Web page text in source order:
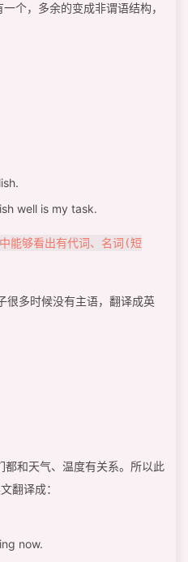
个，多余的变成非谓语结构，
well is my task.
能够看出有代词、名词(短
很多时候没有主语，翻译成英
都和天气、温度有关系。所以此
翻译成：
now.